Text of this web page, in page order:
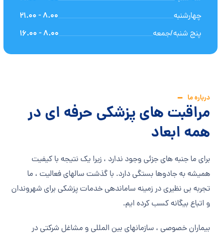
چهارشنبه
8.00 - 21.00
پنج شنبه/جمعه
8.00 - 16.00
درباره ما
مراقبت های پزشکی حرفه ای در
همه ابعاد
برای ما جنبه های جزئی وجود ندارد ، زیرا یک نتیجه با کیفیت
همیشه به جادوها بستگی دارد. با گذشت سالهای فعالیت ، ما
تجربه بی نظیری در زمینه ساماندهی خدمات پزشکی برای شهروندان
و اتباع بیگانه کسب کرده ایم.
بیماران خصوصی ، سازمانهای بین المللی و مشاغل شرکتی در